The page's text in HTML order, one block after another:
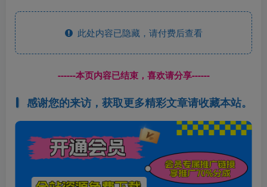
此处内容已隐藏，请付费后查看
------本页内容已结束，喜欢请分享------
感谢您的来访，获取更多精彩文章请收藏本站。